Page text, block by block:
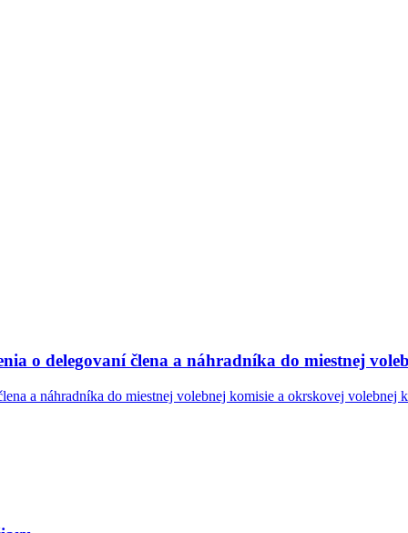
o delegovaní člena a náhradníka do miestnej
a náhradníka do miestnej volebnej komisie a okrskovej